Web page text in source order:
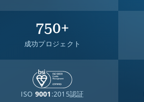
750+
成功プロジェクト
ISO 9001 :2015認証